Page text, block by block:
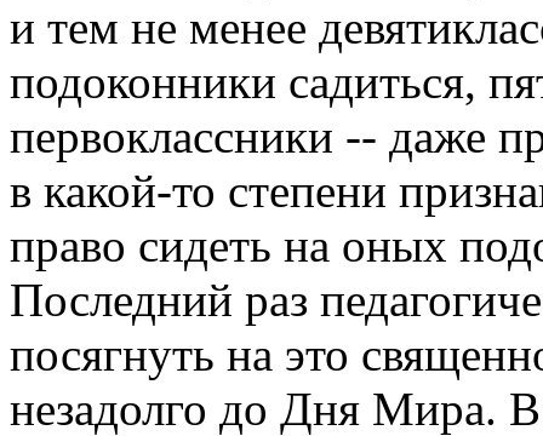
и тем не менее
подоконники садиться,
первоклассники -- даже
в какой-то степени
право сидеть на оных
Последний раз
посягнуть на это
незадолго до Дня Мира.